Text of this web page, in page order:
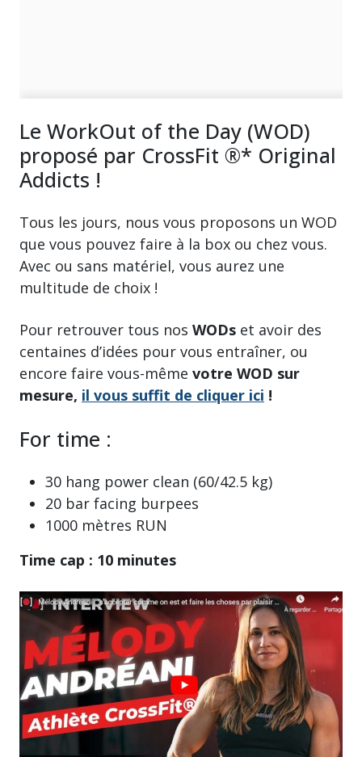
Le WorkOut of the Day (WOD)
proposé par CrossFit ®* Original
Addicts !
Tous les jours, nous vous proposons un WOD
que vous pouvez faire à la box ou chez vous.
Avec ou sans matériel, vous aurez une
multitude de choix !
Pour retrouver tous nos WODs et avoir des
centaines d’idées pour vous entraîner, ou
encore faire vous-même votre WOD sur
mesure, il vous suffit de cliquer ici !
For time :
30 hang power clean (60/42.5 kg)
20 bar facing burpees
1000 mètres RUN
Time cap : 10 minutes